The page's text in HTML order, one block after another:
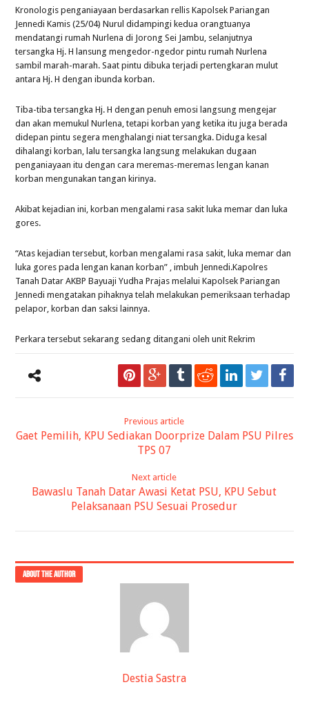
Kronologis penganiayaan berdasarkan rellis Kapolsek Pariangan
Jennedi Kamis (25/04) Nurul didampingi kedua orangtuanya
mendatangi rumah Nurlena di Jorong Sei Jambu, selanjutnya
tersangka Hj. H lansung mengedor-ngedor pintu rumah Nurlena
sambil marah-marah. Saat pintu dibuka terjadi pertengkaran mulut
antara Hj. H dengan ibunda korban.
Tiba-tiba tersangka Hj. H dengan penuh emosi langsung mengejar
dan akan memukul Nurlena, tetapi korban yang ketika itu juga berada
didepan pintu segera menghalangi niat tersangka. Diduga kesal
dihalangi korban, lalu tersangka langsung melakukan dugaan
penganiayaan itu dengan cara meremas-meremas lengan kanan
korban mengunakan tangan kirinya.
Akibat kejadian ini, korban mengalami rasa sakit luka memar dan luka
gores.
“Atas kejadian tersebut, korban mengalami rasa sakit, luka memar dan
luka gores pada lengan kanan korban” , imbuh Jennedi.Kapolres
Tanah Datar AKBP Bayuaji Yudha Prajas melalui Kapolsek Pariangan
Jennedi mengatakan pihaknya telah melakukan pemeriksaan terhadap
pelapor, korban dan saksi lainnya.
Perkara tersebut sekarang sedang ditangani oleh unit Rekrim
Previous article
Gaet Pemilih, KPU Sediakan Doorprize Dalam PSU Pilres
TPS 07
Next article
Bawaslu Tanah Datar Awasi Ketat PSU, KPU Sebut
Pelaksanaan PSU Sesuai Prosedur
ABOUT THE AUTHOR
Destia Sastra